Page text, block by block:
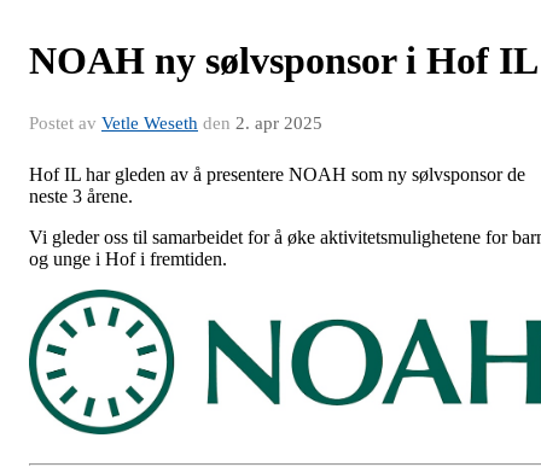
NOAH ny sølvsponsor i Hof IL
Postet av Vetle Weseth den 2. apr 2025
Hof IL har gleden av å presentere NOAH som ny sølvsponsor de
neste 3 årene.
Vi gleder oss til samarbeidet for å øke aktivitetsmulighetene for
og unge i Hof i fremtiden.